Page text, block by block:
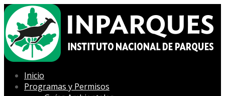
Inicio
Programas y Permisos